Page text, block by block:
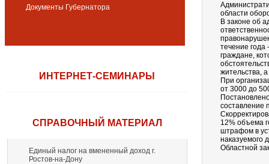
Документы Губернатора
ИНТЕРНЕТ-СЕМИНАРЫ
СПРАВОЧНЫЙ МАТЕРИАЛ
Единый налог на вмененный доход г.
Ростов-на-Дону
области
В законе об
течение года
граждане,
жительства,
При
от 3000 до
составление
12% объема
штрафом в
наказуемого
Областной